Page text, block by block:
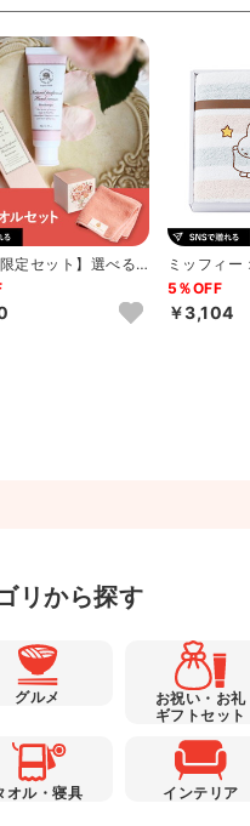
限定セット】選べるT
T...
ミッフィー
1P･ウォッ
5％OFF
￥3,104
リから探す
グルメ
お祝い・お礼
ギフトセット
オル・寝具 インテリア